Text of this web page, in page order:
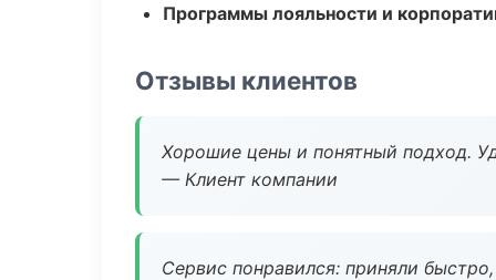
Программы лояльности и
Отзывы клиентов
Хорошие цены и понятный подход.
— Клиент компании
Сервис понравился: приняли